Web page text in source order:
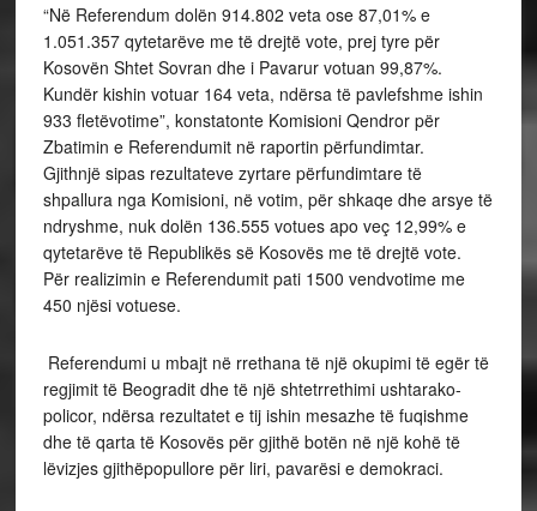
“Në Referendum dolën 914.802 veta ose 87,01% e
1.051.357 qytetarëve me të drejtë vote, prej tyre për
Kosovën Shtet Sovran dhe i Pavarur votuan 99,87%.
Kundër kishin votuar 164 veta, ndërsa të pavlefshme ishin
933 fletëvotime”, konstatonte Komisioni Qendror për
Zbatimin e Referendumit në raportin përfundimtar.
Gjithnjë sipas rezultateve zyrtare përfundimtare të
shpallura nga Komisioni, në votim, për shkaqe dhe arsye të
ndryshme, nuk dolën 136.555 votues apo veç 12,99% e
qytetarëve të Republikës së Kosovës me të drejtë vote.
Për realizimin e Referendumit pati 1500 vendvotime me
450 njësi votuese.
Referendumi u mbajt në rrethana të një okupimi të egër të
regjimit të Beogradit dhe të një shtetrrethimi ushtarako-
policor, ndërsa rezultatet e tij ishin mesazhe të fuqishme
dhe të qarta të Kosovës për gjithë botën në një kohë të
lëvizjes gjithëpopullore për liri, pavarësi e demokraci.